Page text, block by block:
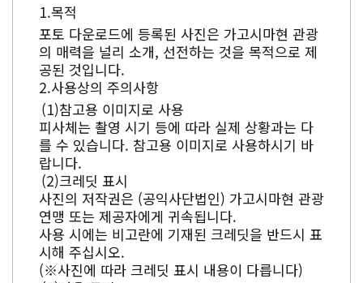
목적
포토 다운로드에 등록된 사진은 가고시마현 관광
의 매력을 널리 소개, 선전하는 것을 목적으로 제
공된 것입니다.
사용상의 주의사항
참고용 이미지로 사용
피사체는 촬영 시기 등에 따라 실제 상황과는 다
를 수 있습니다. 참고용 이미지로 사용하시기 바
랍니다.
크레딧 표시
사진의 저작권은 (공익사단법인) 가고시마현 관광
연맹 또는 제공자에게 귀속됩니다.
사용 시에는 비고란에 기재된 크레딧을 반드시 표
시해 주십시오.
(※사진에 따라 크레딧 표시 내용이 다릅니다)